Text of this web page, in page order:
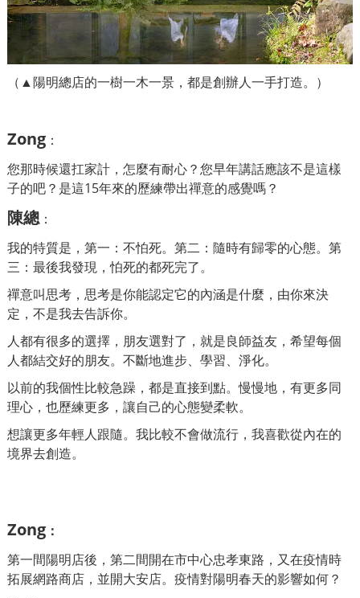
（▲陽明總店的一樹一木一景，都是創辦人一手打造。）
Zong ：
您那時候還扛家計，怎麼有耐心？您早年講話應該不是這樣
子的吧？是這15年來的歷練帶出禪意的感覺嗎？
陳總：
我的特質是，第一：不怕死。第二：隨時有歸零的心態。第
三：最後我發現，怕死的都死完了。
禪意叫思考，思考是你能認定它的內涵是什麼，由你來決
定，不是我去告訴你。
人都有很多的選擇，朋友選對了，就是良師益友，希望每個
人都結交好的朋友。不斷地進步、學習、淨化。
以前的我個性比較急躁，都是直接到點。慢慢地，有更多同
理心，也歷練更多，讓自己的心態變柔軟。
想讓更多年輕人跟隨。我比較不會做流行，我喜歡從內在的
境界去創造。
Zong ：
第一間陽明店後，第二間開在市中心忠孝東路，又在疫情時
拓展網路商店，並開大安店。疫情對陽明春天的影響如何？